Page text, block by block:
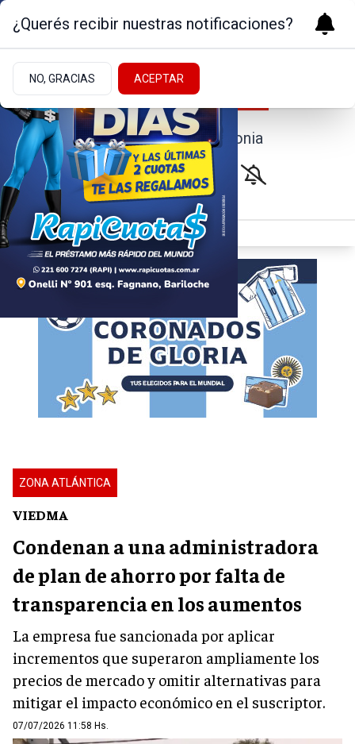
Noticias de la Patagonia
ZONA ATLÁNTICA
VIEDMA
Condenan a una administradora
de plan de ahorro por falta de
transparencia en los aumentos
La empresa fue sancionada por aplicar
incrementos que superaron ampliamente los
precios de mercado y omitir alternativas para
mitigar el impacto económico en el suscriptor.
07/07/2026 11:58 Hs.
¿Querés recibir nuestras notificaciones?
NO, GRACIAS ACEPTAR